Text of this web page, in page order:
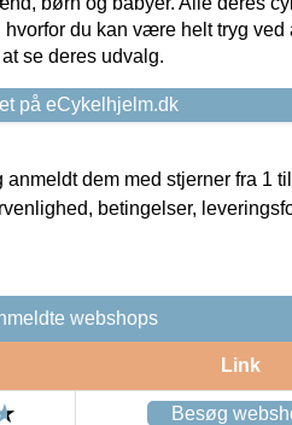
hvorfor du kan være helt tryg ved
se deres udvalg.
på eCykelhjelm.dk
dem med stjerner fra 1
betingelser,
webshops
Link
Besøg